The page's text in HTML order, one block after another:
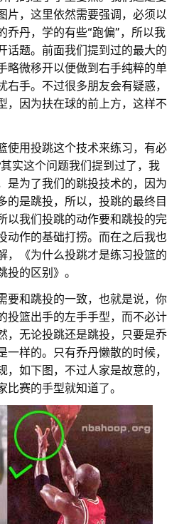
片，这里依然需要强调，必须以
乔丹，学的有些“跑偏”，所以我
话题。前面我们提到过的最大的
略微移开以便做到右手纯粹的单
手。不过很多朋友会有疑惑，
，因为扶在球的前上方，这样不
使用投跳这个技术来练习，有必
实这个问题我们提到过了，我
是为了我们的跳投技术的，因为
的是跳投，所以，投跳的最终目
以我们投跳的动作要和跳投的完
动作的基础打捞。而在之后我也
，《为什么投跳才是练习投篮的
的区别》。
要和跳投的一致，也就是说，你
投篮出手的左手手型，而不必计
，无论投跳还是跳投，只要是乔
样的。只有乔丹懒散的时候，
如下图，不过人家是故意的，
赛的手型就知道了。